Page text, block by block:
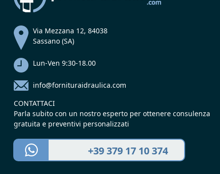
Via Mezzana 12, 84038
Sassano (SA)
Lun-Ven 9:30-18.00
info@fornituraidraulica.com
CONTATTACI
Parla subito con un nostro esperto per ottenere consulenza
gratuita e preventivi personalizzati
+39 379 17 10 374